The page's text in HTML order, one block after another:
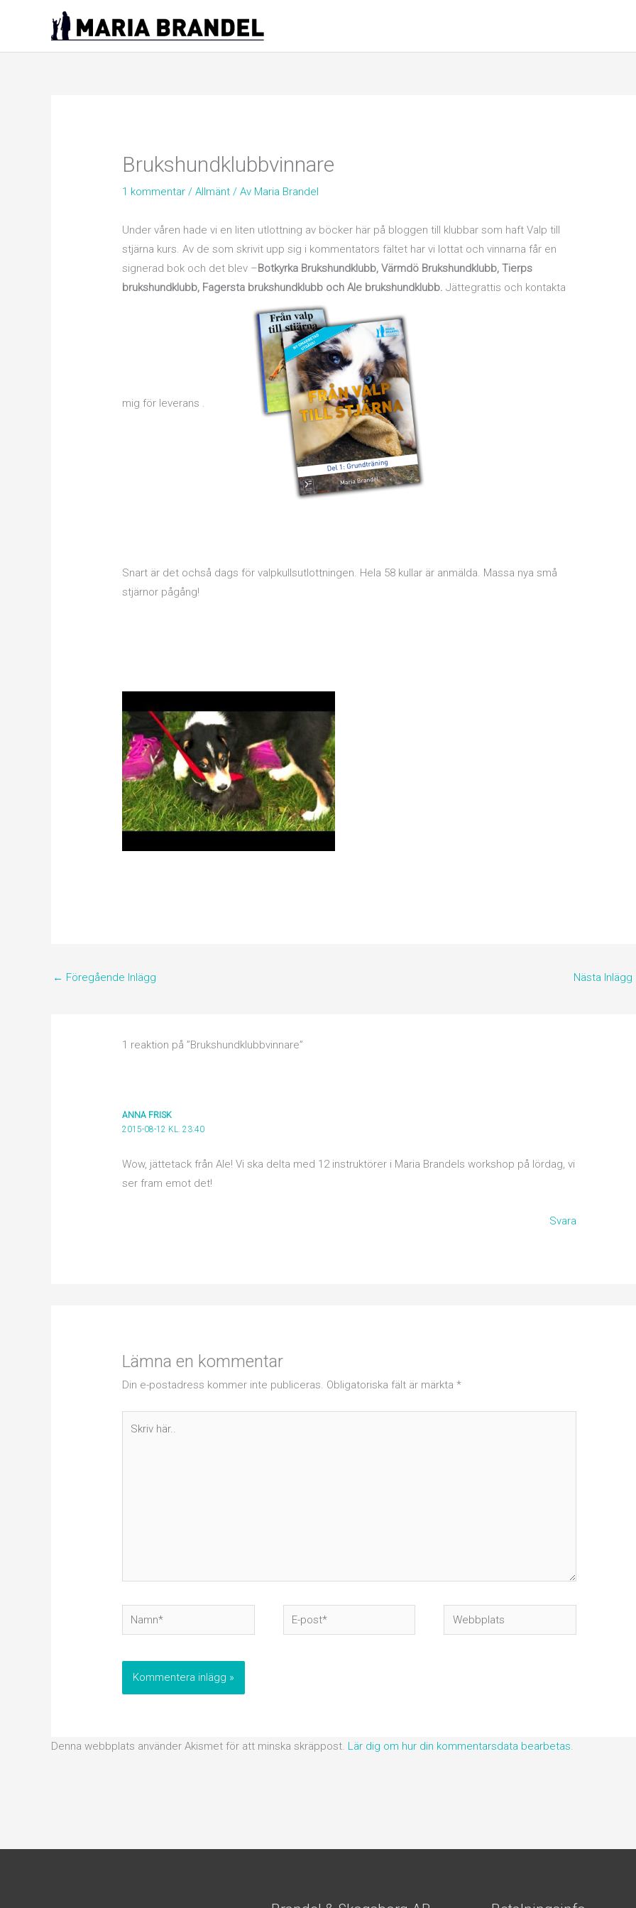
Brukshundklubbvinnare
1 kommentar /Allmänt / Av Maria Brandel
Under våren hade vi en liten utlottning av böcker här på bloggen till klubbar som haft Valp till
stjärna kurs. Av de som skrivit upp sig i kommentators fältet har vi lottat och vinnarna får en
signerad bok och det blev –Botkyrka Brukshundklubb, Värmdö Brukshundklubb, Tierps
brukshundklubb, Fagersta brukshundklubb och Ale brukshundklubb. Jättegrattis och kontakta
mig för leverans .
Snart är det ochså dags för valpkullsutlottningen. Hela 58 kullar är anmälda. Massa nya små
stjärnor pågång!
← Föregående Inlägg Nästa Inlägg
1 reaktion på ”Brukshundklubbvinnare”
ANNA FRISK
2015-08-12 KL. 23:40
Wow, jättetack från Ale! Vi ska delta med 12 instruktörer i Maria Brandels workshop på lördag, vi
ser fram emot det!
Svara
Lämna en kommentar
Din e-postadress kommer inte publiceras. Obligatoriska fält är märkta*
Namn*
post*
Webbplats
Denna webbplats använder Akismet för att minska skräppost. Lär dig om hur din kommentarsdata bearbetas.